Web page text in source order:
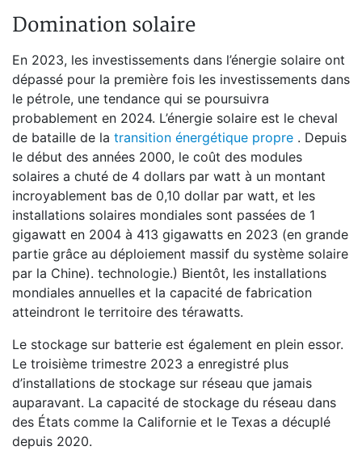
Domination solaire
En 2023, les investissements dans l’énergie solaire ont
dépassé pour la première fois les investissements dans
le pétrole, une tendance qui se poursuivra
probablement en 2024. L’énergie solaire est le cheval
de bataille de la transition énergétique propre . Depuis
le début des années 2000, le coût des modules
solaires a chuté de 4 dollars par watt à un montant
incroyablement bas de 0,10 dollar par watt, et les
installations solaires mondiales sont passées de 1
gigawatt en 2004 à 413 gigawatts en 2023 (en grande
partie grâce au déploiement massif du système solaire
par la Chine). technologie.) Bientôt, les installations
mondiales annuelles et la capacité de fabrication
atteindront le territoire des térawatts.
Le stockage sur batterie est également en plein essor.
Le troisième trimestre 2023 a enregistré plus
d’installations de stockage sur réseau que jamais
auparavant. La capacité de stockage du réseau dans
des États comme la Californie et le Texas a décuplé
depuis 2020.